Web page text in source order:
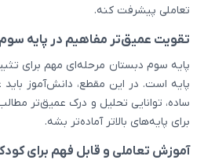
تعاملی پیشرفت کنه.
تقویت عمیق‌تر مفاهیم در پایه سوم
پایه سوم دبستان مرحله‌ای مهم برای
پایه است. در این مقطع، دانش‌آموز باید
ساده، توانایی تحلیل و درک عمیق‌تر
برای پایه‌های بالاتر آماده‌تر بشه.
آموزش تعاملی و قابل فهم برای